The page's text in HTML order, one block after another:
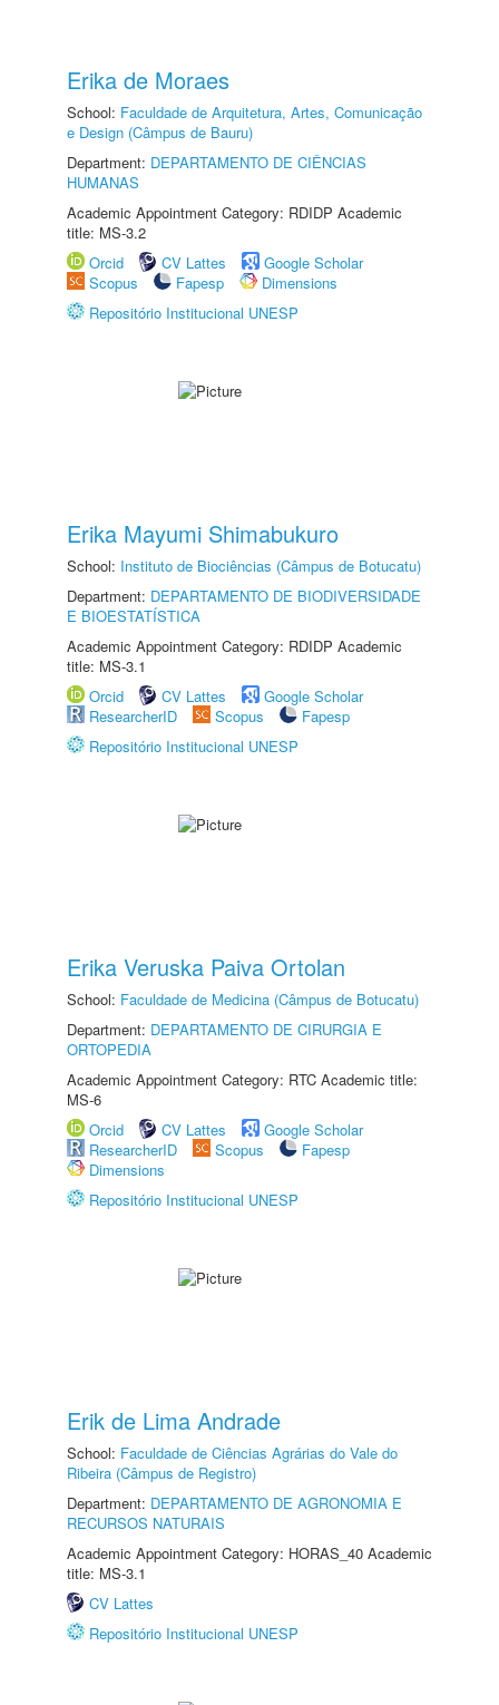
Erika de Moraes
School: Faculdade de Arquitetura, Artes, Comunicação
e Design (Câmpus de Bauru)
Department: DEPARTAMENTO DE CIÊNCIAS
HUMANAS
Academic Appointment Category: RDIDP Academic
title: MS-3.2
Orcid
CV Lattes
Google Scholar
Scopus
Fapesp
Dimensions
Repositório Institucional UNESP
Erika Mayumi Shimabukuro
School: Instituto de Biociências (Câmpus de Botucatu)
Department: DEPARTAMENTO DE BIODIVERSIDADE
E BIOESTATÍSTICA
Academic Appointment Category: RDIDP Academic
title: MS-3.1
Orcid
CV Lattes
Google Scholar
ResearcherID
Scopus
Fapesp
Repositório Institucional UNESP
Erika Veruska Paiva Ortolan
School: Faculdade de Medicina (Câmpus de Botucatu)
Department: DEPARTAMENTO DE CIRURGIA E
ORTOPEDIA
Academic Appointment Category: RTC Academic title:
MS-6
Orcid
CV Lattes
Google Scholar
ResearcherID
Scopus
Fapesp
Dimensions
Repositório Institucional UNESP
Erik de Lima Andrade
School: Faculdade de Ciências Agrárias do Vale do
Ribeira (Câmpus de Registro)
Department: DEPARTAMENTO DE AGRONOMIA E
RECURSOS NATURAIS
Academic Appointment Category: HORAS_40 Academic
title: MS-3.1
CV Lattes
Repositório Institucional UNESP